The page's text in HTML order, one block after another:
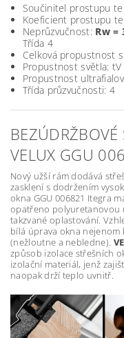
Součinitel prostupu
Koeficient prostupu
Neprůzvučnost: Rw =
Třída 4
Celková propustnost
Propustnost světla: tV
Propustnost
Třída průzvučnosti: 4
BEZÚDRŽBOVÉ
VELUX GGU
Nový užší rám dodává
zasklení s dodržením
okna GGU 006821 Itegra
opatřeno polyuretanovou
takzvané oplastování.
bílá úprava okna nejenom
(nežloutne a nebledne).
způsob izolace střešních
izolační materiál, jenž
naopak drží teplo uvnitř.